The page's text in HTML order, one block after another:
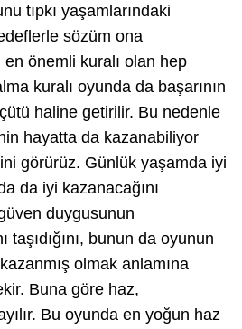
tıpkı yaşamlarındaki
sözüm ona
önemli kuralı olan hep
kuralı oyunda da başarının
haline getirilir. Bu nedenle
hayatta da kazanabiliyor
görürüz. Günlük yaşamda iyi
da iyi kazanacağını
duygusunun
taşıdığını, bunun da oyunun
olmak anlamına
Buna göre haz,
Bu oyunda en yoğun haz